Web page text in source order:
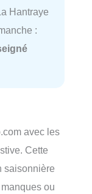
Hantraye
:
avec les
Cette
saisonnière
ou